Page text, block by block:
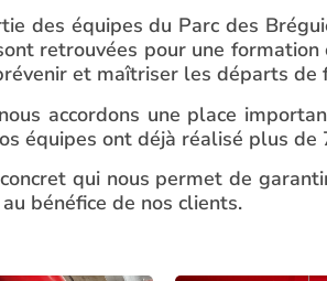
des équipes du Parc des
retrouvées pour une
et maîtriser les départs de
accordons une place
équipes ont déjà réalisé plus
qui nous permet de
bénéfice de nos clients.